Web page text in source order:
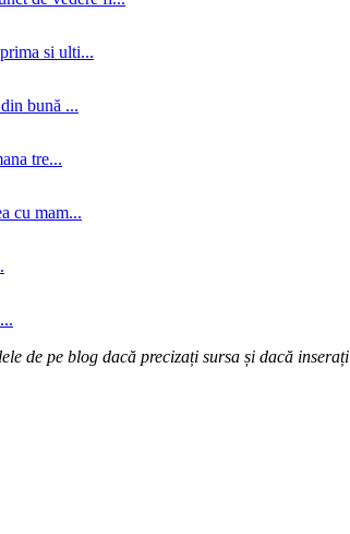
si ulti...
bună ...
tre...
cu mam...
de pe blog dacă precizați sursa și dacă